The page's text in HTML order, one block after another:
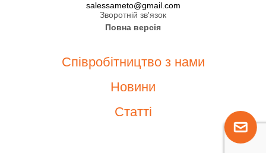
salessameto@gmail.com
Зворотній зв'язок
Повна версія
Співробітництво з нами
Новини
Статті